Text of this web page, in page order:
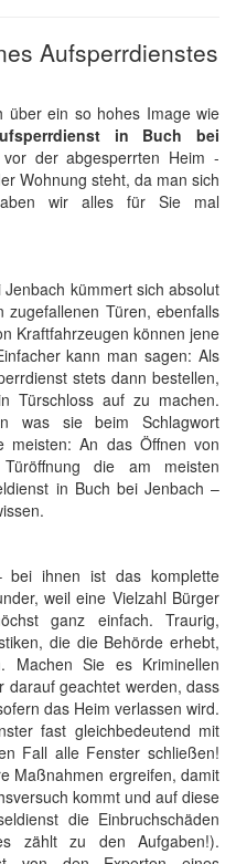
Aufsperrdienstes
über ein so hohes Image wie
in Buch bei
der abgesperrten Heim -
Wohnung steht, da man sich
wir alles für Sie mal
kümmert sich absolut
Türen, ebenfalls
Kraftfahrzeugen können jene
kann man sagen: Als
stets dann bestellen,
Türschloss auf zu machen.
was sie beim Schlagwort
meisten: An das Öffnen von
die am meisten
in Buch bei Jenbach –
bei ihnen ist das komplette
weil eine Vielzahl Bürger
ganz einfach. Traurig,
die die Behörde erhebt,
Machen Sie es Kriminellen
darauf geachtet werden, dass
das Heim verlassen wird.
fast gleichbedeutend mit
Fall alle Fenster schließen!
Maßnahmen ergreifen, damit
kommt und auf diese
die Einbruchschäden
zählt zu den Aufgaben!).